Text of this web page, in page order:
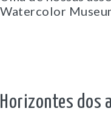
Watercolor
Horizontes dos